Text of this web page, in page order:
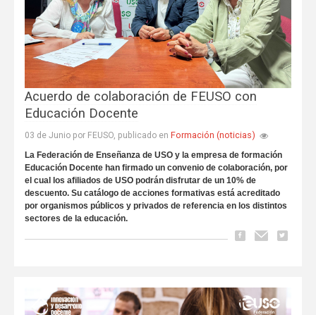
Acuerdo de colaboración de FEUSO con
Educación Docente
03 de Junio por FEUSO, publicado en Formación (noticias)
La Federación de Enseñanza de USO y la empresa de formación
Educación Docente han firmado un convenio de colaboración, por
el cual los afiliados de USO podrán disfrutar de un 10% de
descuento. Su catálogo de acciones formativas está acreditado
por organismos públicos y privados de referencia en los distintos
sectores de la educación.